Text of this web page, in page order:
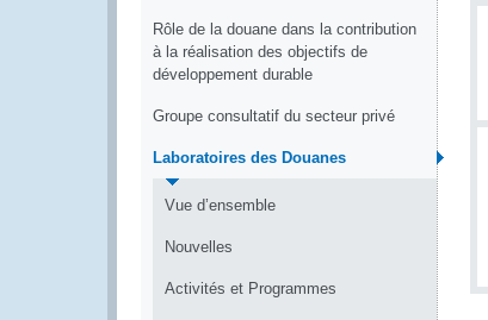
Rôle de la douane dans la contribution
à la réalisation des objectifs de
développement durable
Groupe consultatif du secteur privé
Laboratoires des Douanes
Vue d’ensemble
Nouvelles
Activités et Programmes